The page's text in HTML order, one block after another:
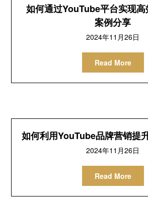
如何通过YouTube平台实现
案例分享
2024年11月26日
Read More
如何利用YouTube品牌营销提
2024年11月26日
Read More